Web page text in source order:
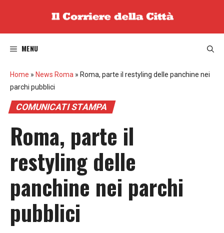
MENU
Home » News Roma » Roma, parte il restyling delle panchine nei
parchi pubblici
COMUNICATI STAMPA
Roma, parte il
restyling delle
panchine nei parchi
pubblici